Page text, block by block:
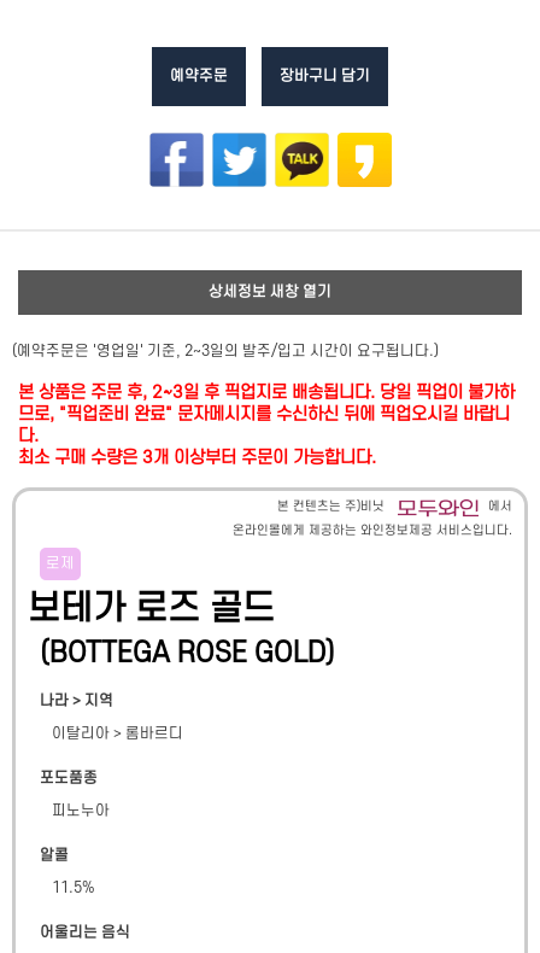
예약주문 장바구니 담기
상세정보 새창 열기
(예약주문은 '영업일' 기준, 2~3일의 발주/입고 시간이 요구됩니다.)
본 상품은 주문 후, 2~3일 후 픽업지로 배송됩니다. 당일 픽업이 불가하
므로, "픽업준비 완료" 문자메시지를 수신하신 뒤에 픽업오시길 바랍니
다.
최소 구매 수량은 3개 이상부터 주문이 가능합니다.
본 컨텐츠는 주)비닛
에서
온라인몰에게 제공하는 와인정보제공 서비스입니다.
로제
보테가 로즈 골드
(BOTTEGA ROSE GOLD)
나라 > 지역
이탈리아 > 롬바르디
포도품종
피노누아
알콜
11.5%
어울리는 음식